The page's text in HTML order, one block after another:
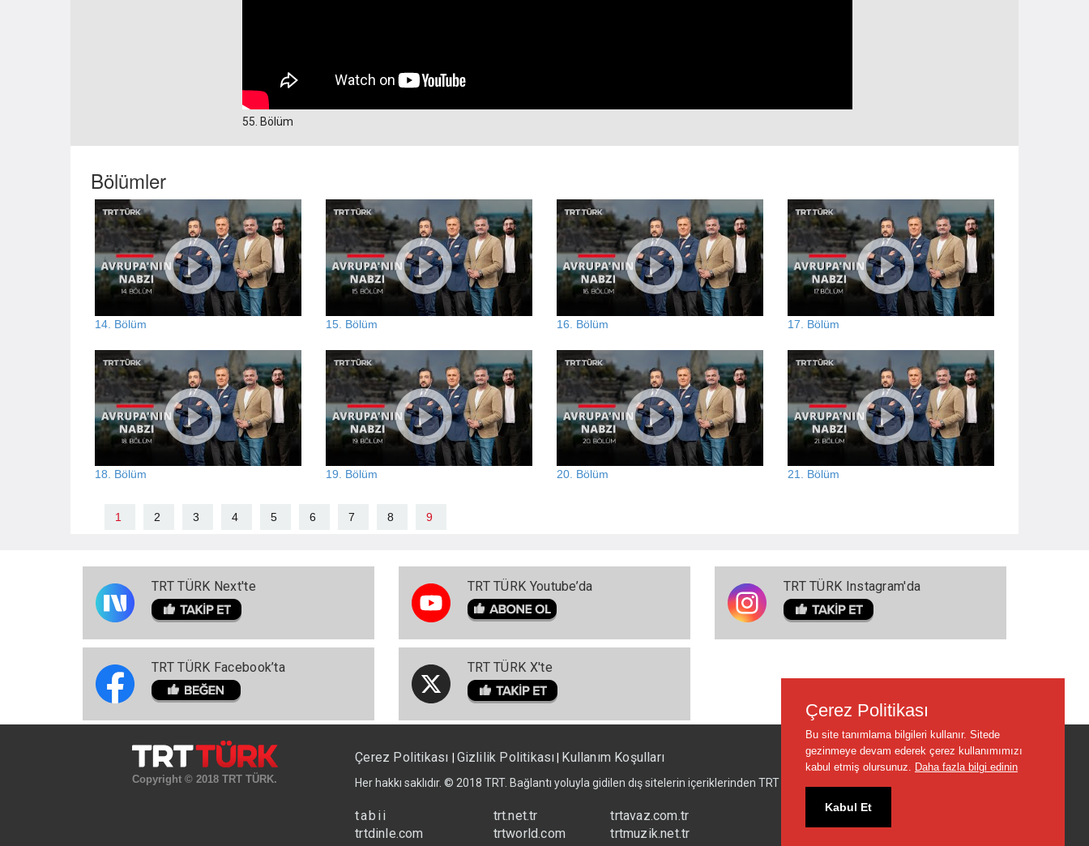
55. Bölüm
Bölümler
14. Bölüm 15. Bölüm 16. Bölüm 17. Bölüm
18. Bölüm 19. Bölüm 20. Bölüm 21. Bölüm
1 2 3 4 5 6 7 8 9
TRT TÜRK Next'te
TRT TÜRK Facebook’ta
TRT TÜRK Youtube’da
TRT TÜRK X'te
TRT TÜRK Instagram'da
Copyright © 2018 TRT TÜRK.
Çerez Politikası Gizlilik Politikası Kullanım Koşulları
Her hakkı saklıdır. © 2018 TRT. Bağlantı yoluyla gidilen dış sitelerin içeriklerinden TRT sorumlu değildir.
tabii
trtdinle.com
trt.net.tr
trtworld.com
trtavaz.com.tr
trtmuzik.net.tr
Çerez Politikası
Bu site tanımlama bilgileri kullanır. Sitede
gezinmeye devam ederek çerez kullanımımızı
kabul etmiş olursunuz. Daha fazla bilgi edinin
Kabul Et